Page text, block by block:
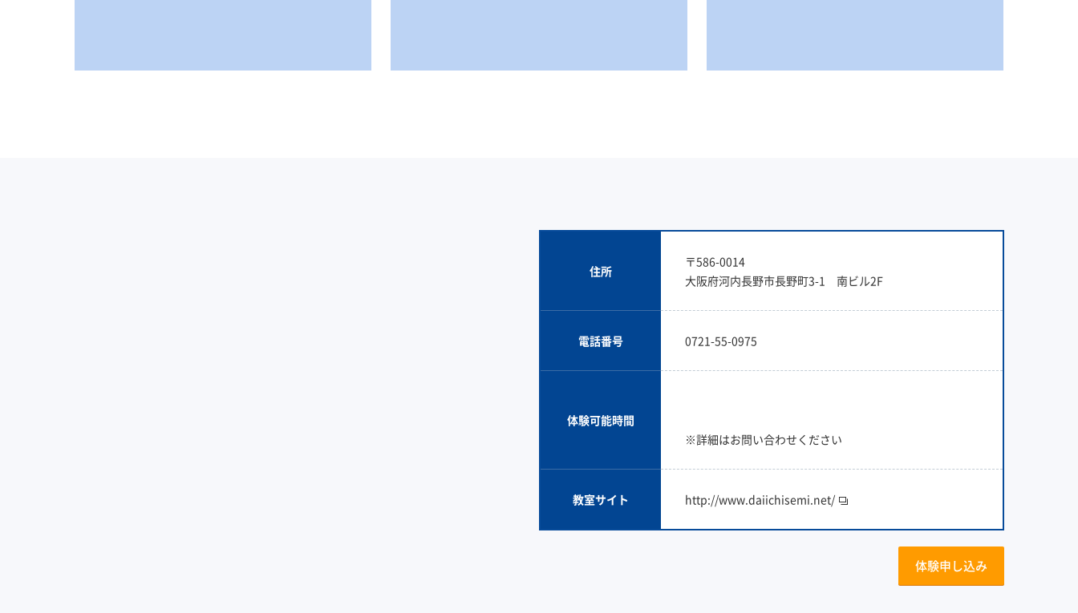
住所
〒586-0014
大阪府河内長野市長野町3-1 南ビル2F
電話番号 0721-55-0975
体験可能時間
※詳細はお問い合わせください
教室サイト http://www.daiichisemi.net/
体験申し込み